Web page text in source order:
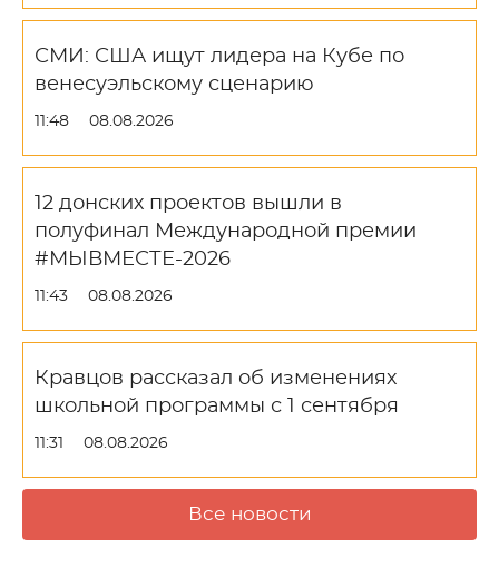
СМИ: США ищут лидера на Кубе по
венесуэльскому сценарию
11:48 08.08.2026
12 донских проектов вышли в
полуфинал Международной премии
#МЫВМЕСТЕ-2026
11:43 08.08.2026
Кравцов рассказал об изменениях
школьной программы с 1 сентября
11:31 08.08.2026
Все новости